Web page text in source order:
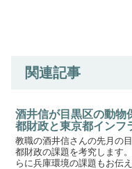
関連記事
酒井信が目黒区の動物
都財政と東京都インフ
教職の酒井信さんの先月の
都財政の課題を考究します
らに兵庫環境の課題もお伝え